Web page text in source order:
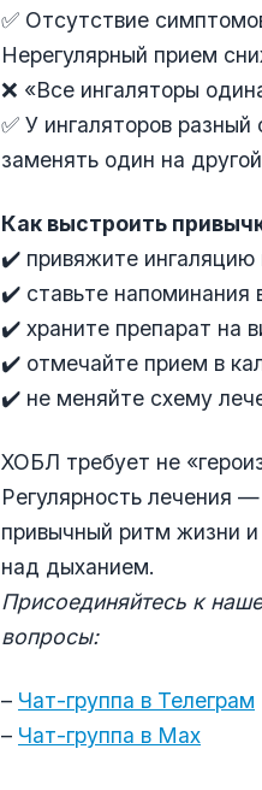
✅ Отсутствие
Нерегулярный прием
❌ «Все ингаляторы
✅ У ингаляторов
заменять один на
Как выстроить
✔️ привяжите
✔️ ставьте напоминания
✔️ храните препарат на
✔️ отмечайте прием в
✔️ не меняйте схему
ХОБЛ требует не
Регулярность лечения
привычный ритм жизни и
над дыханием.
Присоединяйтесь к
вопросы:
– Чат-группа в Телеграм
– Чат-группа в Max